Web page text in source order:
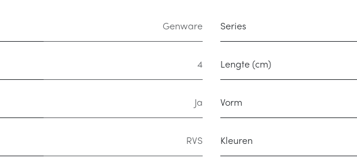
Genware Series
4 Lengte (cm)
Ja Vorm
RVS Kleuren